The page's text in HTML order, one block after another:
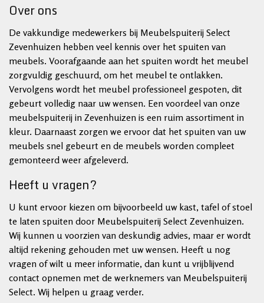
Over ons
De vakkundige medewerkers bij Meubelspuiterij Select
Zevenhuizen hebben veel kennis over het spuiten van
meubels. Voorafgaande aan het spuiten wordt het meubel
zorgvuldig geschuurd, om het meubel te ontlakken.
Vervolgens wordt het meubel professioneel gespoten, dit
gebeurt volledig naar uw wensen. Een voordeel van onze
meubelspuiterij in Zevenhuizen is een ruim assortiment in
kleur. Daarnaast zorgen we ervoor dat het spuiten van uw
meubels snel gebeurt en de meubels worden compleet
gemonteerd weer afgeleverd.
Heeft u vragen?
U kunt ervoor kiezen om bijvoorbeeld uw kast, tafel of stoel
te laten spuiten door Meubelspuiterij Select Zevenhuizen.
Wij kunnen u voorzien van deskundig advies, maar er wordt
altijd rekening gehouden met uw wensen. Heeft u nog
vragen of wilt u meer informatie, dan kunt u vrijblijvend
contact opnemen met de werknemers van Meubelspuiterij
Select. Wij helpen u graag verder.